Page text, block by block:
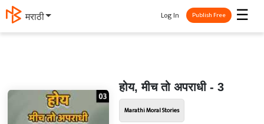
मराठी ☰
Log In Publish Free
होय, मीच तो अपराधी - 3
Marathi Moral Stories